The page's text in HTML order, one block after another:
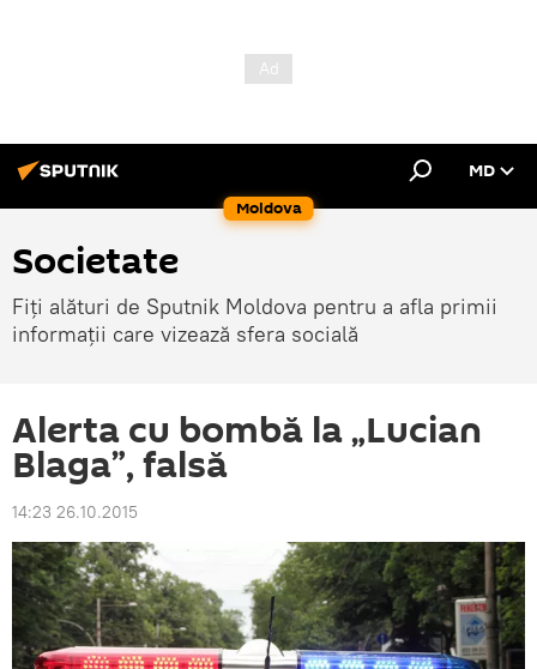
Moldova
MD
Societate
Fiți alături de Sputnik Moldova pentru a afla primii
informații care vizează sfera socială
Alerta cu bombă la „Lucian
Blaga”, falsă
14:23 26.10.2015